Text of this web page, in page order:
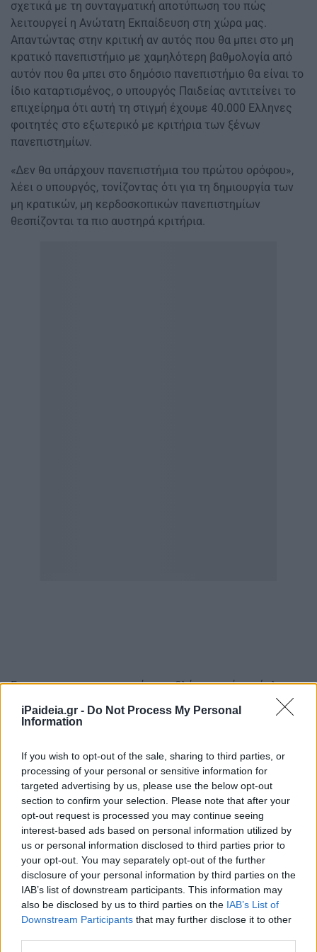
iPaideia.gr - Do Not Process My Personal
Information
If you wish to opt-out of the sale, sharing to third parties, or
processing of your personal or sensitive information for
targeted advertising by us, please use the below opt-out
section to confirm your selection. Please note that after your
opt-out request is processed you may continue seeing
interest-based ads based on personal information utilized by
us or personal information disclosed to third parties prior to
your opt-out. You may separately opt-out of the further
disclosure of your personal information by third parties on the
IAB’s list of downstream participants. This information may
also be disclosed by us to third parties on the IAB’s List of
Downstream Participants that may further disclose it to other
σχετικά µε τη συνταγµατική αποτύπωση του πώς
λειτουργεί η Ανώτατη Εκπαίδευση στη χώρα µας.
Απαντώντας στην κριτική αν αυτός που θα µπει στο µη
κρατικό πανεπιστήµιο µε χαµηλότερη βαθµολογία από
αυτόν που θα µπει στο δηµόσιο πανεπιστήµιο θα είναι το
ίδιο καταρτισµένος, ο υπουργός Παιδείας αντιτείνει το
επιχείρηµα ότι αυτή τη στιγµή έχουµε 40.000 Ελληνες
φοιτητές στο εξωτερικό µε κριτήρια των ξένων
πανεπιστηµίων.
«∆εν θα υπάρχουν πανεπιστήµια του πρώτου ορόφου»,
λέει ο υπουργός, τονίζοντας ότι για τη δηµιουργία των
µη κρατικών, µη κερδοσκοπικών πανεπιστηµίων
θεσπίζονται τα πιο αυστηρά κριτήρια.
Για τους πανεπιστηµιακούς προβλέπεται µία πρόσληψη
για καθεµία αποχώρηση, κατά παρέκκλιση κάθε γενικής
ή ειδικής διάταξης, υποστήριξη ανθρώπινου δυναµικού
έως 15%
Ο τρόπος εισαγωγής των υποψηφίων στα δηµόσια
πανεπιστήµια
Θέµα συζήτησης µε αφορµή τον «χάρτη» της Ανώτατης
Εκπαίδευσης έχει γίνει και ο τρόπος εισαγωγής των
υποψηφίων στα δηµόσια πανεπιστήµια. Ο υπουργός
Παιδείας, ο οποίος έχει µιλήσει και ο ίδιος για εθνικό
απολυτήριο, εκτιµά ότι δεν είναι ακόµη ο χρόνος για να
ανοίξει το θέµα. Ωστόσο, όπως λέει στα
«ΠΑΡΑΠΟΛΙΤΙΚΑ» για την ίδρυση µη κρατικών, µη